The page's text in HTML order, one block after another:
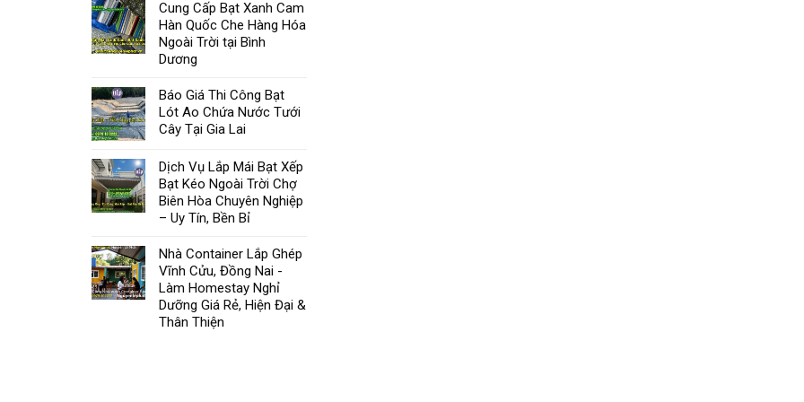
Cung Cấp Bạt Xanh Cam
Hàn Quốc Che Hàng Hóa
Ngoài Trời tại Bình
Dương
Báo Giá Thi Công Bạt
Lót Ao Chứa Nước Tưới
Cây Tại Gia Lai
Dịch Vụ Lắp Mái Bạt Xếp
Bạt Kéo Ngoài Trời Chợ
Biên Hòa Chuyên Nghiệp
– Uy Tín, Bền Bỉ
Nhà Container Lắp Ghép
Vĩnh Cửu, Đồng Nai -
Làm Homestay Nghỉ
Dưỡng Giá Rẻ, Hiện Đại &
Thân Thiện